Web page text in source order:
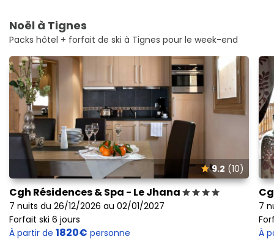
Noël à Tignes
Packs hôtel + forfait de ski à Tignes pour le week-end
9.2 (10)
Cgh Résidences & Spa - Le Jhana
7 nuits du 26/12/2026 au 02/01/2027
Forfait ski 6 jours
À partir de 1820€ personne
7
À